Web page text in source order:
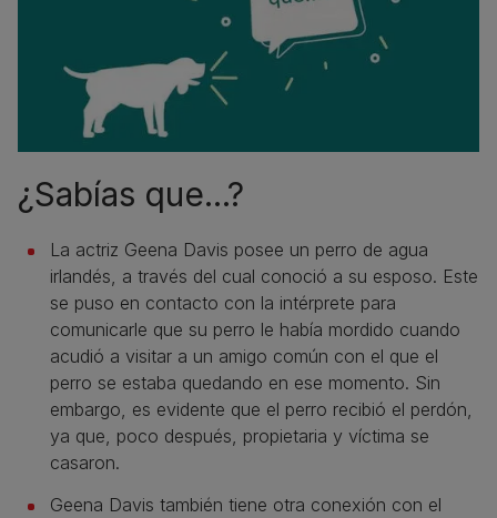
¿Sabías que...?
La actriz Geena Davis posee un perro de agua
irlandés, a través del cual conoció a su esposo. Este
se puso en contacto con la intérprete para
comunicarle que su perro le había mordido cuando
acudió a visitar a un amigo común con el que el
perro se estaba quedando en ese momento. Sin
embargo, es evidente que el perro recibió el perdón,
ya que, poco después, propietaria y víctima se
casaron.
Geena Davis también tiene otra conexión con el